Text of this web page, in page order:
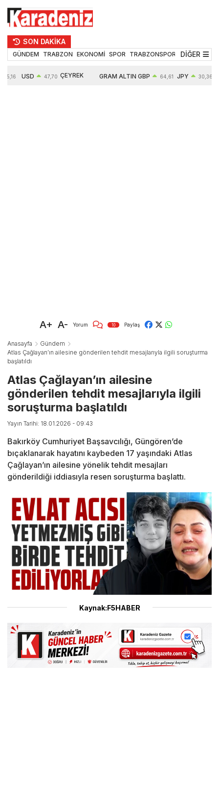
SON DAKİKA
GÜNDEM TRABZON EKONOMİ SPOR TRABZONSPOR TEKNOLOJİ
DİĞER
55,16 USD 47,70 ÇEYREK GRAM ALTIN GBP 64,61 JPY 30,36
A+ A- Yorum 10 Paylaş
Anasayfa
Gündem
Atlas Çağlayan’ın ailesine gönderilen tehdit mesajlarıyla ilgili soruşturma
başlatıldı
Atlas Çağlayan’ın ailesine
gönderilen tehdit mesajlarıyla ilgili
soruşturma başlatıldı
Yayın Tarihi: 18.01.2026 - 09:43
Bakırköy Cumhuriyet Başsavcılığı, Güngören’de
bıçaklanarak hayatını kaybeden 17 yaşındaki Atlas
Çağlayan’ın ailesine yönelik tehdit mesajları
gönderildiği iddiasıyla resen soruşturma başlattı.
Kaynak:F5HABER